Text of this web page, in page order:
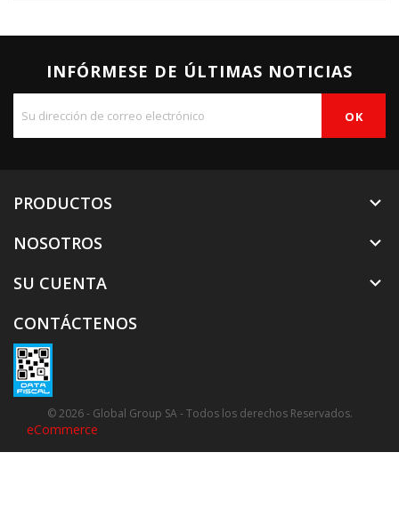
INFÓRMESE DE ÚLTIMAS NOTICIAS
PRODUCTOS 
NOSOTROS 
SU CUENTA 
CONTÁCTENOS
© 2026 - Global Group SA - Todos los derechos Reservados.
eCommerce